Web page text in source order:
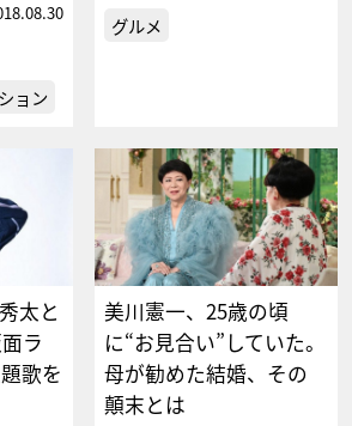
ョン
グルメ
太と
ラ
歌を
美川憲一、25歳の頃
に“お見合い”していた。
母が勧めた結婚、その
顛末とは